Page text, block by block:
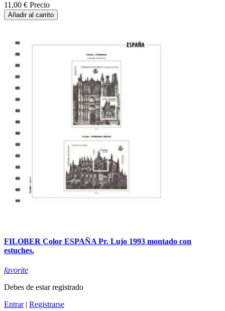
11,00 € Precio
Añadir al carrito
FILOBER Color ESPAÑA Pr. Lujo 1993 montado con
estuches.
favorite
Debes de estar registrado
Entrar| Registrarse